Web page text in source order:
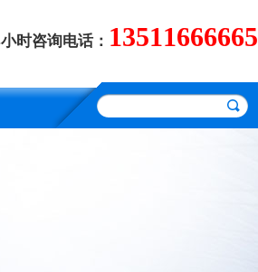
时咨询电话： 13511666665